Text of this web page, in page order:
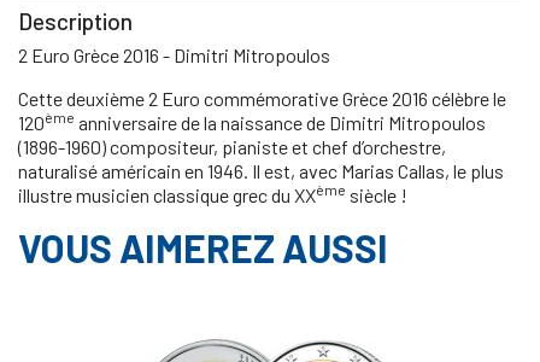
Description
2 Euro Grèce 2016 - Dimitri Mitropoulos
Cette deuxième 2 Euro commémorative Grèce 2016 célèbre le
120ème anniversaire de la naissance de Dimitri Mitropoulos
(1896-1960) compositeur, pianiste et chef d’orchestre,
naturalisé américain en 1946. Il est, avec Marias Callas, le plus
illustre musicien classique grec du XXème siècle !
VOUS AIMEREZ AUSSI